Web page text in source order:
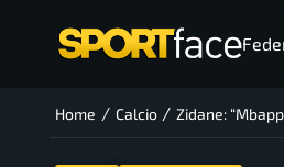
Home / Calcio / Zidane: